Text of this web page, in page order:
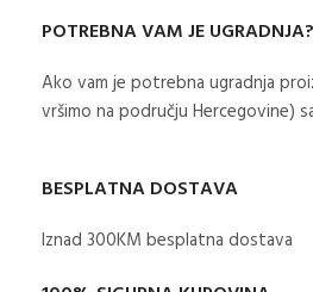
POTREBNA VAM JE UGRADNJA?
Ako vam je potrebna ugradnja
vršimo na području Hercegovine)
BESPLATNA DOSTAVA
Iznad 300KM besplatna dostava​